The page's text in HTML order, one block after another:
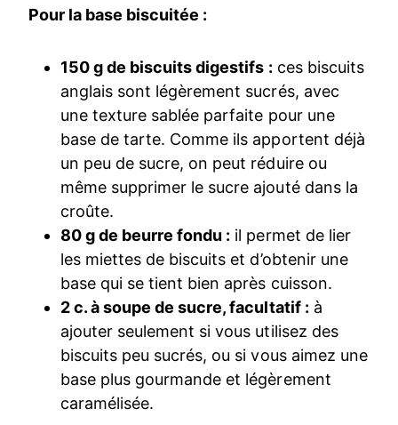
Pour la base biscuitée :
150 g de biscuits digestifs : ces biscuits
anglais sont légèrement sucrés, avec
une texture sablée parfaite pour une
base de tarte. Comme ils apportent déjà
un peu de sucre, on peut réduire ou
même supprimer le sucre ajouté dans la
croûte.
80 g de beurre fondu : il permet de lier
les miettes de biscuits et d’obtenir une
base qui se tient bien après cuisson.
2 c. à soupe de sucre, facultatif : à
ajouter seulement si vous utilisez des
biscuits peu sucrés, ou si vous aimez une
base plus gourmande et légèrement
caramélisée.